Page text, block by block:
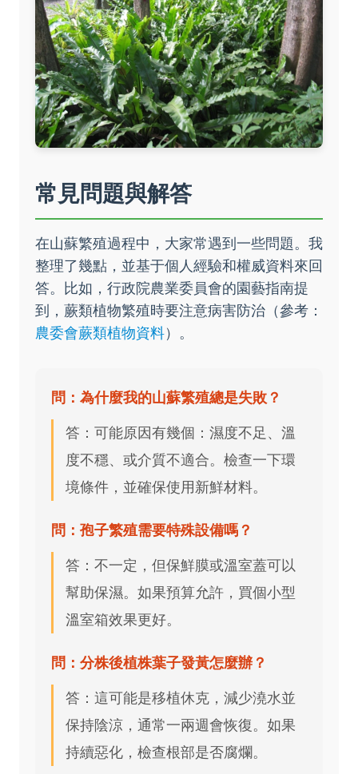
常見問題與解答
在山蘇繁殖過程中，大家常遇到一些問題。我
整理了幾點，並基于個人經驗和權威資料來回
答。比如，行政院農業委員會的園藝指南提
到，蕨類植物繁殖時要注意病害防治（參考：
農委會蕨類植物資料）。
問：為什麼我的山蘇繁殖總是失敗？
答：可能原因有幾個：濕度不足、溫
度不穩、或介質不適合。檢查一下環
境條件，並確保使用新鮮材料。
問：孢子繁殖需要特殊設備嗎？
答：不一定，但保鮮膜或溫室蓋可以
幫助保濕。如果預算允許，買個小型
溫室箱效果更好。
問：分株後植株葉子發黃怎麼辦？
答：這可能是移植休克，減少澆水並
保持陰涼，通常一兩週會恢復。如果
持續惡化，檢查根部是否腐爛。